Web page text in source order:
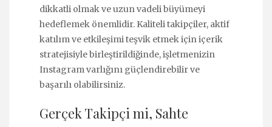
dikkatli olmak ve uzun vadeli büyümeyi
hedeflemek önemlidir. Kaliteli takipçiler, aktif
katılım ve etkileşimi teşvik etmek için içerik
stratejisiyle birleştirildiğinde, işletmenizin
Instagram varlığını güçlendirebilir ve
başarılı olabilirsiniz.
Gerçek Takipçi mi, Sahte